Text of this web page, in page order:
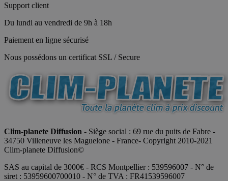
Support client
Du lundi au vendredi de 9h à 18h
Paiement en ligne sécurisé
Nous possédons un certificat SSL / Secure
Clim-planete Diffusion - Siège social : 69 rue du puits de Fabre -
34750 Villeneuve les Maguelone - France- Copyright 2010-2021
Clim-planete Diffusion©
SAS au capital de 3000€ - RCS Montpellier : 539596007 - N° de
siret : 53959600700010 - N° de TVA : FR41539596007